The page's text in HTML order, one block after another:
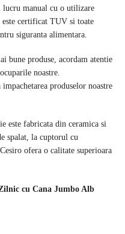
lucru manual cu o utilizare
certificat TUV si toate
siguranta alimentara.
bune produse, acordam atentie
noastre.
produselor noastre
este fabricata din ceramica si
spalat, la cuptorul cu
ofera o calitate superioara
cu Cana Jumbo Alb